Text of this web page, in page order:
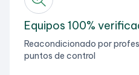
Equipos 100%
Reacondicionado por
puntos de control